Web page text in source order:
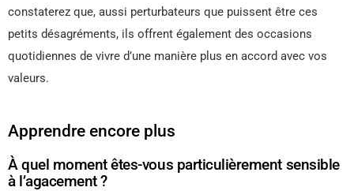
constaterez que, aussi perturbateurs que puissent être ces
petits désagréments, ils offrent également des occasions
quotidiennes de vivre d’une manière plus en accord avec vos
valeurs.
Apprendre encore plus
À quel moment êtes-vous particulièrement sensible
à l’agacement ?